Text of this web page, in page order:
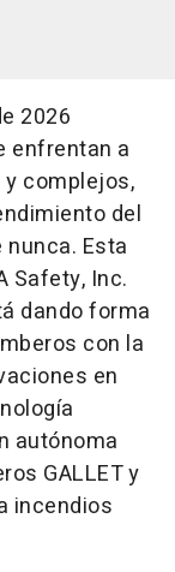
2026
enfrentan a
complejos,
del
Esta
Safety, Inc.
dando forma
con la
en
autónoma
GALLET y
incendios